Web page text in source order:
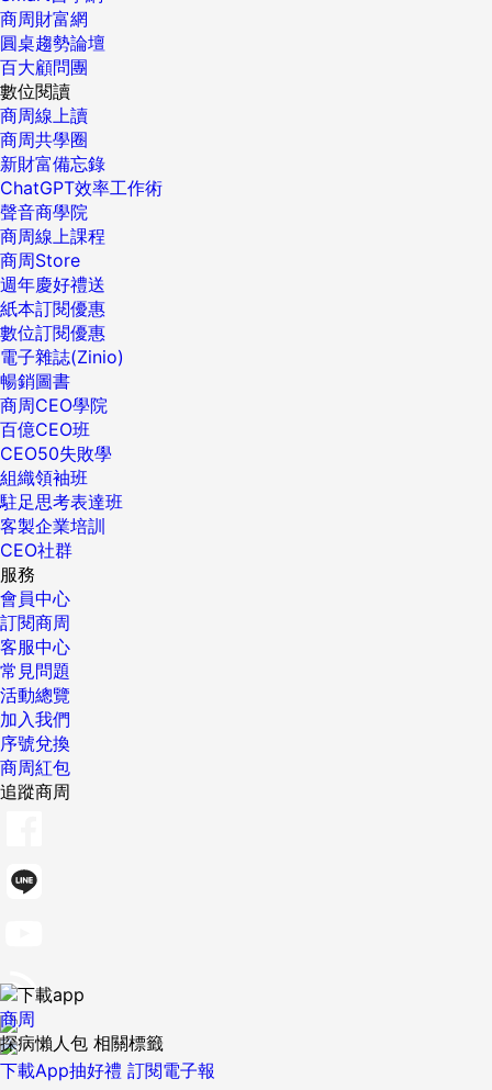
商周財富網
圓桌趨勢論壇
百大顧問團
數位閱讀
商周線上讀
商周共學圈
新財富備忘錄
ChatGPT效率工作術
聲音商學院
商周線上課程
商周Store
週年慶好禮送
紙本訂閱優惠
數位訂閱優惠
電子雜誌(Zinio)
暢銷圖書
商周CEO學院
百億CEO班
CEO50失敗學
組織領袖班
駐足思考表達班
客製企業培訓
CEO社群
服務
會員中心
訂閱商周
客服中心
常見問題
活動總覽
加入我們
序號兌換
商周紅包
追蹤商周
下載App抽好禮 訂閱電子報
商周
探病懶人包 相關標籤